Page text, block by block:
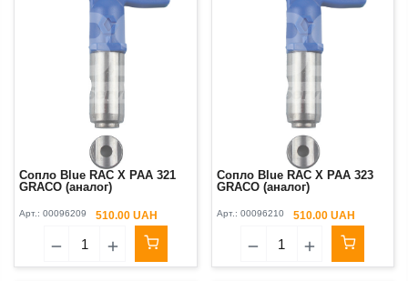
Сопло Blue RAC X PAA 321
GRACO (аналог)
Арт.: 00096209 510.00 UAH
Сопло Blue RAC X PAA 323
GRACO (аналог)
Арт.: 00096210 510.00 UAH